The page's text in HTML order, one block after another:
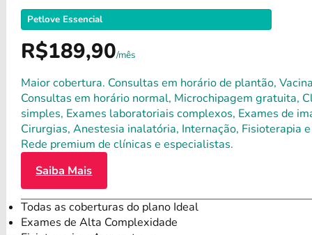
Petlove Essencial
R$189,90/mês
Maior cobertura. Consultas em horário de plantão,
Consultas em horário normal, Microchipagem gratuita,
simples, Exames laboratoriais complexos, Exames de
Cirurgias, Anestesia inalatória, Internação, Fisioterapia
Rede premium de clínicas e especialistas.
Saiba Mais
Todas as coberturas do plano Ideal
Exames de Alta Complexidade